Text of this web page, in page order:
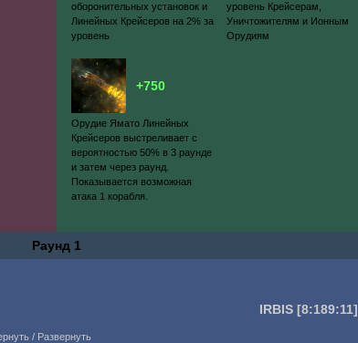
оборонительных установок и
Линейных Крейсеров на 2% за
уровень
уровень Крейсерам,
Уничтожителям и Ионным
Орудиям
+750
Орудие Ямато Линейных
Крейсеров выстреливает с
вероятностью 50% в 3 раунде
и затем через раунд.
Показывается возможная
атака 1 корабля.
Раунд 1
IRBIS [8:189:11]
/ Развернуть